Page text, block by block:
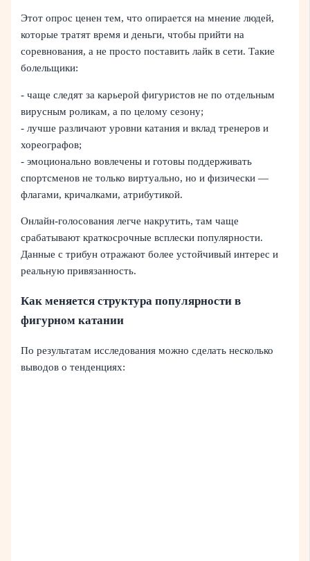
Этот опрос ценен тем, что опирается на мнение людей,
которые тратят время и деньги, чтобы прийти на
соревнования, а не просто поставить лайк в сети. Такие
болельщики:
- чаще следят за карьерой фигуристов не по отдельным
вирусным роликам, а по целому сезону;
- лучше различают уровни катания и вклад тренеров и
хореографов;
- эмоционально вовлечены и готовы поддерживать
спортсменов не только виртуально, но и физически —
флагами, кричалками, атрибутикой.
Онлайн-голосования легче накрутить, там чаще
срабатывают краткосрочные всплески популярности.
Данные с трибун отражают более устойчивый интерес и
реальную привязанность.
Как меняется структура популярности в
фигурном катании
По результатам исследования можно сделать несколько
выводов о тенденциях: